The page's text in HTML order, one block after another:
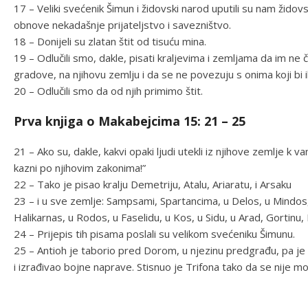
17 – Veliki svećenik Šimun i židovski narod uputili su nam
obnove nekadašnje prijateljstvo i savezništvo.
18 – Donijeli su zlatan štit od tisuću mina.
19 – Odlučili smo, dakle, pisati kraljevima i zemljama da im ne
gradove, na njihovu zemlju i da se ne povezuju s onima koji bi
20 – Odlučili smo da od njih primimo štit.
Prva knjiga o Makabejcima 15: 21 – 25
21 – Ako su, dakle, kakvi opaki ljudi utekli iz njihove zemlje k
kazni po njihovim zakonima!”
22 – Tako je pisao kralju Demetriju, Atalu, Ariaratu, i Arsaku
23 – i u sve zemlje: Sampsami, Spartancima, u Delos, u
Halikarnas, u Rodos, u Faselidu, u Kos, u Sidu, u Arad,
24 – Prijepis tih pisama poslali su velikom svećeniku Šimunu.
25 – Antioh je taborio pred Dorom, u njezinu predgrađu, pa
i izrađivao bojne naprave. Stisnuo je Trifona tako da se nije